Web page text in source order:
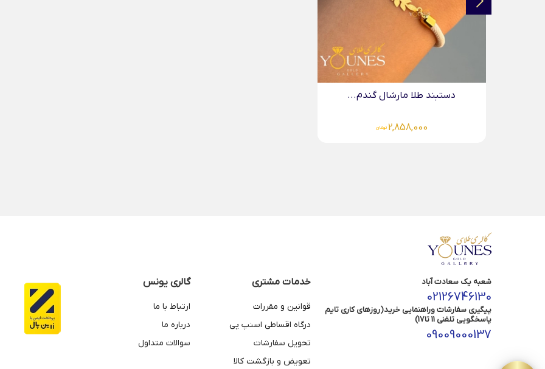
دستبند طلا مارشال گندم...
2,858,000 تومان
شعبه یک سعادت آباد
02126746130
پیگیری سفارشات وراهنمایی خرید(روزهای کاری تایم
پاسخگویی تلفنی 11 تا17)
09009000137
خدمات مشتری
قوانین و مقررات
درگاه اقساطی اسنپ پی
تحویل سفارشات
تعویض و بازگشت کالا
گالری یونس
ارتباط با ما
درباره ما
سوالات متداول